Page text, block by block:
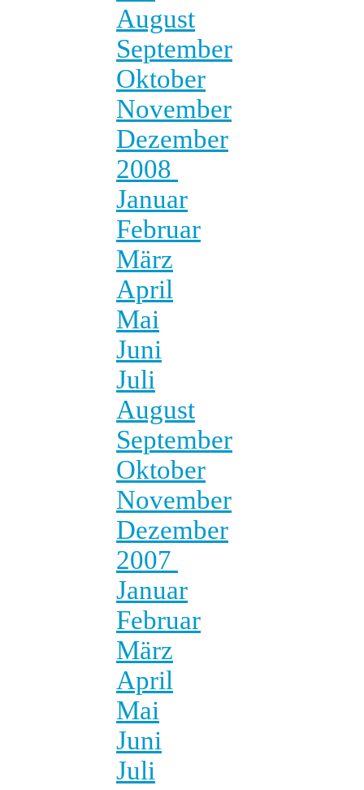
August
September
Oktober
November
Dezember
2008
Januar
Februar
März
April
Mai
Juni
Juli
August
September
Oktober
November
Dezember
2007
Januar
Februar
März
April
Mai
Juni
Juli